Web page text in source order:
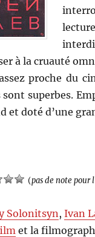
à la cruauté
proche du
superbes.
et doté d’une
(pas de note pour
Solonitsyn,Ivan
et la